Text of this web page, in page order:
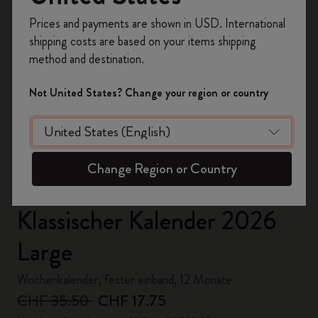
Out Of Stock
Klassischer Kalender 2026
Large
CHF 17.75
10% Rabatt sowie kostenlosen Versand auf
Ihre erste Bestellungmit dem Code
WELCOME10.
Erstellen Sie ein Moleskine Konto, um Zugang zu
exklusiven Angeboten, Mitgliedervorteilen und
noch mehr Inspiration zu erhalten.
Jetzt registrieren!
Prices and payments are shown in USD. International
shipping costs are based on your items shipping
method and destination.
Not United States? Change your region or country
Change Region or Country